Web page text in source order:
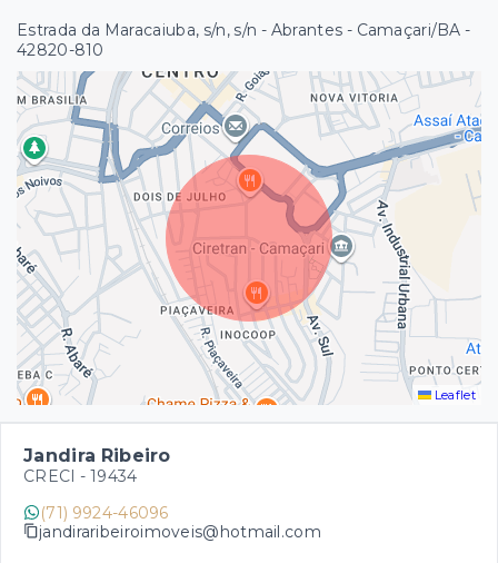
Estrada da Maracaiuba, s/n, s/n - Abrantes - Camaçari/BA -
42820-810
Leaflet
Jandira Ribeiro
CRECI - 19434
(71) 9924-46096
jandiraribeiroimoveis@hotmail.com